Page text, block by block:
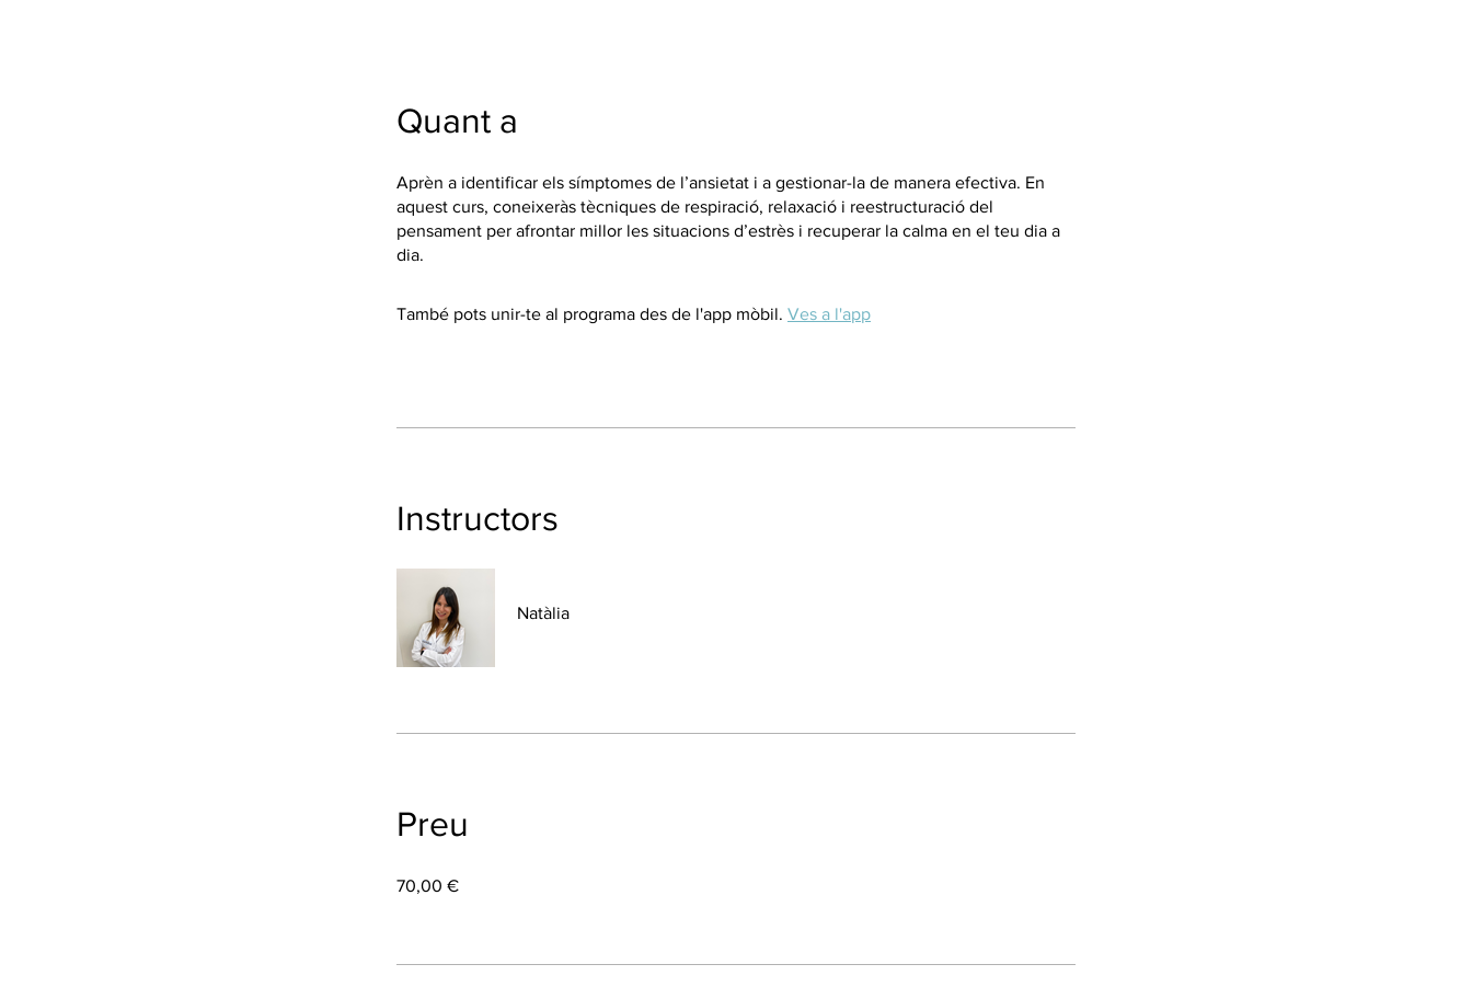
Quant a
Aprèn a identificar els símptomes de l’ansietat i a gestionar-la de manera efectiva. En
aquest curs, coneixeràs tècniques de respiració, relaxació i reestructuració del
pensament per afrontar millor les situacions d’estrès i recuperar la calma en el teu dia a
dia.
També pots unir-te al programa des de l'app mòbil. Ves a l'app
Instructors
Natàlia
Preu
70,00 €